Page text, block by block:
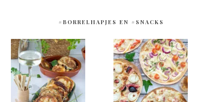
#BORRELHAPJES EN #SNACKS